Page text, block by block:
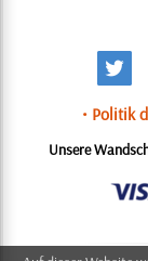
• Politik
Unsere